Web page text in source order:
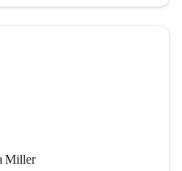
Miller